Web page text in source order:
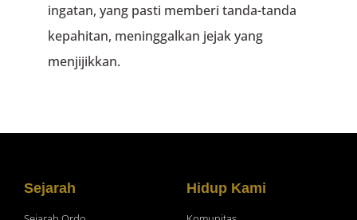
ingatan, yang pasti memberi tanda-tanda
kepahitan, meninggalkan jejak yang
menjijikkan.
Sejarah Hidup Kami